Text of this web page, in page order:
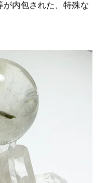
が内包された、特殊な